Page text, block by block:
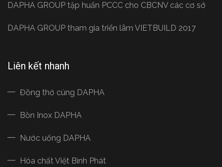
DAPHA GROUP tập huấn PCCC cho CBCNV các cơ sở
DAPHA GROUP tham gia triển lãm VIETBUILD 2017
Liên kết nhanh
Đồng thờ cúng DAPHA
Bồn Inox DAPHA
Nước uống DAPHA
Hóa chất Việt Bình Phát